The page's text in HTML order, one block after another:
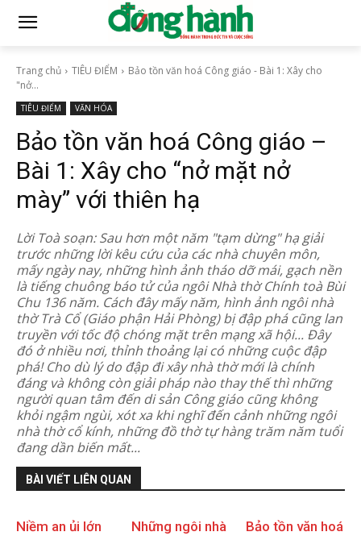
Trang chủ TIÊU ĐIỂM
Bảo tồn văn hoá Công giáo - Bài 1: Xây cho
"nở...
TIÊU ĐIỂM VĂN HÓA
Bảo tồn văn hoá Công giáo –
Bài 1: Xây cho “nở mặt nở
mày” với thiên hạ
Lời Toà soạn: Sau hơn một năm "tạm dừng" hạ giải
trước những lời kêu cứu của các nhà chuyên môn,
mấy ngày nay, những hình ảnh tháo dỡ mái, gạch nền
là tiếng chuông báo tử của ngôi Nhà thờ Chính toà Bùi
Chu 136 năm. Cách đây mấy năm, hình ảnh ngôi nhà
thờ Trà Cổ (Giáo phận Hải Phòng) bị đập phá cũng lan
truyền với tốc độ chóng mặt trên mạng xã hội... Đây
đó ở nhiều nơi, thỉnh thoảng lại có những cuộc đập
phá! Cho dù lý do đập đi xây nhà thờ mới là chính
đáng và không còn giải pháp nào thay thế thì những
người quan tâm đến di sản Công giáo cũng không
khỏi ngậm ngùi, xót xa khi nghĩ đến cảnh những ngôi
nhà thờ cổ kính, những đồ thờ tự hàng trăm năm tuổi
đang dần biến mất...
BÀI VIẾT LIÊN QUAN
Niềm an ủi lớn
Những ngôi nhà
Bảo tồn văn hoá